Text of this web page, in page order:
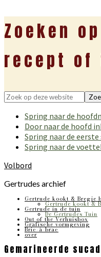
Zoeken
recept of
Zoek
deze
website
Spring naar de
Door naar de hoofd
Spring naar de eerste
Spring naar de
Volbord
Gertrudes archief
Gertrude kookt & Bregje
Gertrude kookt &
Gertrude in de tuin
De Gertrudes Tuin
Out of the Verhuisbox
Grafische vormgeving
Bric-à-brac
over
Gemarineerde